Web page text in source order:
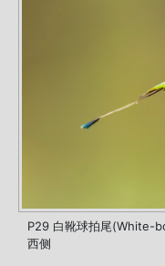
P29 白靴球拍尾(White-
西侧